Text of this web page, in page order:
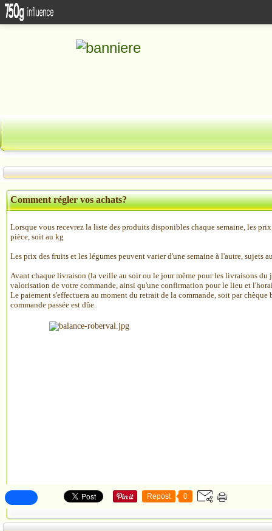
Comment régler vos achats?
Lorsque vous recevrez la liste des produits disponibles chaque semaine, les
pièce, soit au kg
Les prix des fruits et les légumes peuvent varier d'une semaine à l'autre, sujets
Avant chaque livraison (la veille au soir ou le jour même pour les livraisons du
valorisation de votre commande, ainsi qu'une confirmation pour le lieu et
Le paiement s'effectuera au moment du retrait de la commande, soit par chèque
commande passée est dûe.
Repost 0